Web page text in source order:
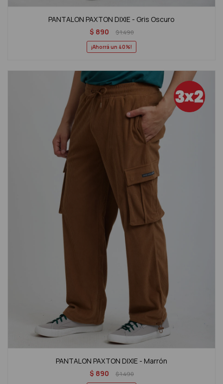
PANTALON PAXTON DIXIE - Gris Oscuro
$ 890 $1.490
40
PANTALON PAXTON DIXIE - Marrón
$ 890 $1.490